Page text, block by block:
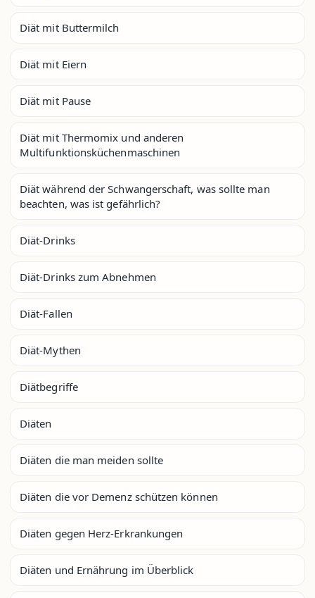
Diät mit Buttermilch
Diät mit Eiern
Diät mit Pause
Diät mit Thermomix und anderen
Multifunktionsküchenmaschinen
Diät während der Schwangerschaft, was sollte man
beachten, was ist gefährlich?
Diät-Drinks
Diät-Drinks zum Abnehmen
Diät-Fallen
Diät-Mythen
Diätbegriffe
Diäten
Diäten die man meiden sollte
Diäten die vor Demenz schützen können
Diäten gegen Herz-Erkrankungen
Diäten und Ernährung im Überblick